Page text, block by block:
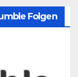
Folgen